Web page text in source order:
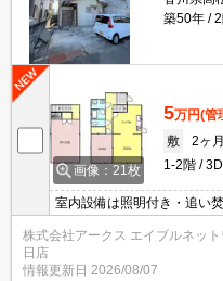
築50年
画像：21枚
5万円(管
敷
2ヶ月
1-2階
室内設備は照明付き・追い
快適に過ごしやすいお部屋
す。南向きの一戸建てです
夫されたペット可能物件。
の一戸建てです。敷地内の
株式会社アークス エイブルネッ
日店
情報更新日 2026/08/07